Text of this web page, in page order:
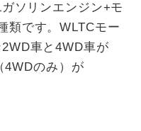
ソリンエンジン+モ
類です。WLTCモー
車と4WD車が
4WDのみ）が